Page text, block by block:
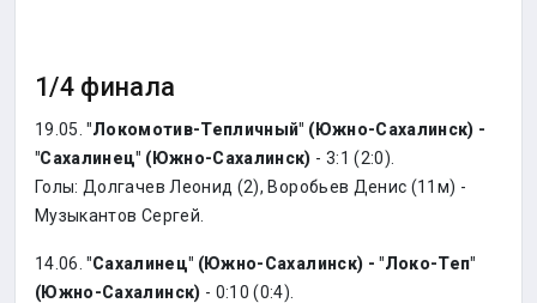
1/4 финала
19.05."Локомотив-Тепличный" (Южно-Сахалинск) -
"Сахалинец" (Южно-Сахалинск) - 3:1 (2:0).
Голы: Долгачев Леонид (2), Воробьев Денис (11м) -
Музыкантов Сергей.
14.06."Сахалинец" (Южно-Сахалинск) - "Локо-Теп"
(Южно-Сахалинск) - 0:10 (0:4).